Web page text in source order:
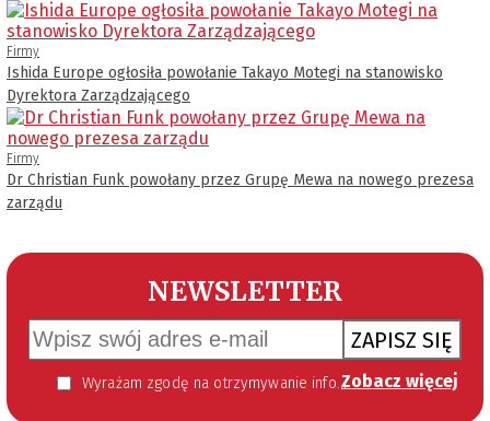
Firmy
Ishida Europe ogłosiła powołanie Takayo Motegi na stanowisko
Dyrektora Zarządzającego
Firmy
Dr Christian Funk powołany przez Grupę Mewa na nowego prezesa
zarządu
NEWSLETTER
ZAPISZ SIĘ
Wyrażam zgodę na otrzymywanie informacji handlowej kierowanej do mnie za pomocą środków komunikacji elektronicznej w szczególności poczty elektronicznej zgodnie z przepisem art. 10 ust 2 ustawy z dnia 18 lipca 2002 roku o świadczeniu usług drogą elektroniczną (Dz. U. 144 z 2002 r. poz. 1204). Zgoda jest dobrowolna, jednak jej wyrażenie jest konieczne, aby otrzymywać newsletter. Zobacz więcej